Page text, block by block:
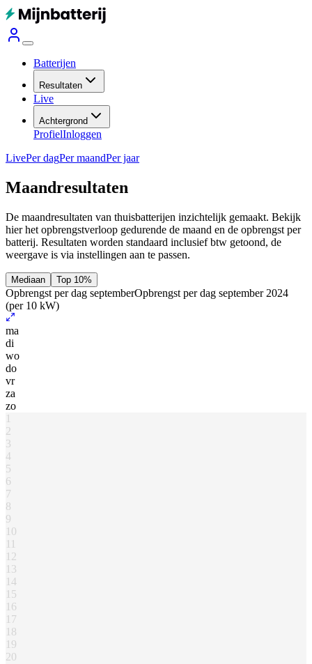
Batterijen
Resultaten
Live
Achtergrond
ProfielInloggen
LivePer dagPer maandPer jaar
Maandresultaten
De maandresultaten van thuisbatterijen inzichtelijk gemaakt. Bekijk
hier het opbrengstverloop gedurende de maand en de opbrengst per
batterij. Resultaten worden standaard inclusief btw getoond, de
weergave is via instellingen aan te passen.
Mediaan Top 10%
Opbrengst per dag septemberOpbrengst per dag september 2024
(per 10 kW)
ma
di
wo
do
vr
za
zo
1
2
3
4
5
6
7
8
9
10
11
12
13
14
15
16
17
18
19
20